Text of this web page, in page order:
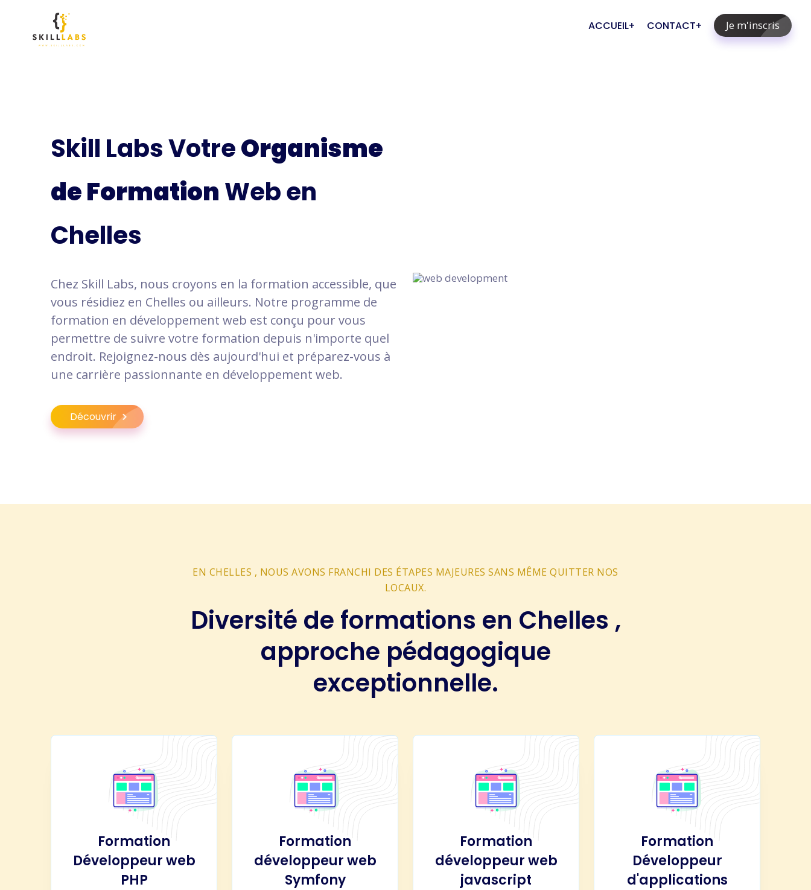
ACCUEIL CONTACT Je m'inscris
Skill Labs VotreOrganisme
de FormationWeb en
Chelles
Chez Skill Labs, nous croyons en la formation accessible, que
vous résidiez en Chelles ou ailleurs. Notre programme de
formation en développement web est conçu pour vous
permettre de suivre votre formation depuis n'importe quel
endroit. Rejoignez-nous dès aujourd'hui et préparez-vous à
une carrière passionnante en développement web.
Découvrir
EN CHELLES , NOUS AVONS FRANCHI DES ÉTAPES MAJEURES SANS MÊME QUITTER NOS
LOCAUX.
Diversité de formations en Chelles ,
approche pédagogique
exceptionnelle.
Formation
Développeur web
PHP
Formation
développeur web
Symfony
Formation
développeur web
javascript
Formation
Développeur
d'applications